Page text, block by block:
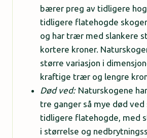
bærer preg av tidligere
tidligere flatehogde
og har trær med slankere
kortere kroner.
større variasjon i
kraftige trær og lengre
Død ved:Naturskogene
tre ganger så mye død ved
tidligere flatehogde, med
i størrelse og